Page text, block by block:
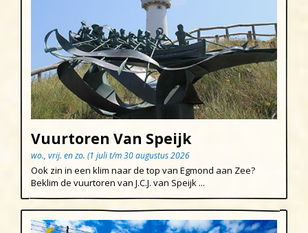
Vuurtoren Van Speijk
wo., vrij. en zo. (1 juli t/m 30 augustus 2026
Ook zin in een klim naar de top van Egmond aan Zee?
Beklim de vuurtoren van J.C.J. van Speijk ...